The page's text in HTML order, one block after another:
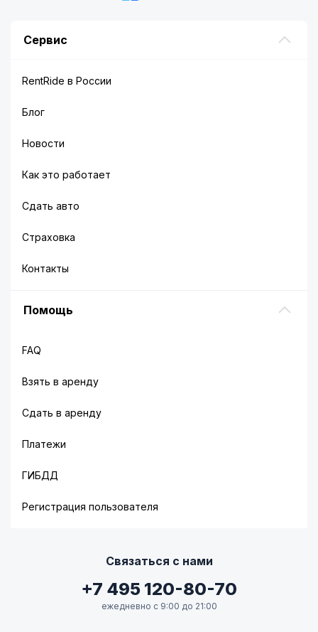
Сервис
RentRide в России
Блог
Новости
Как это работает
Сдать авто
Страховка
Контакты
Помощь
FAQ
Взять в аренду
Сдать в аренду
Платежи
ГИБДД
Регистрация пользователя
Связаться с нами
+7 495 120-80-70
ежедневно с 9:00 до 21:00